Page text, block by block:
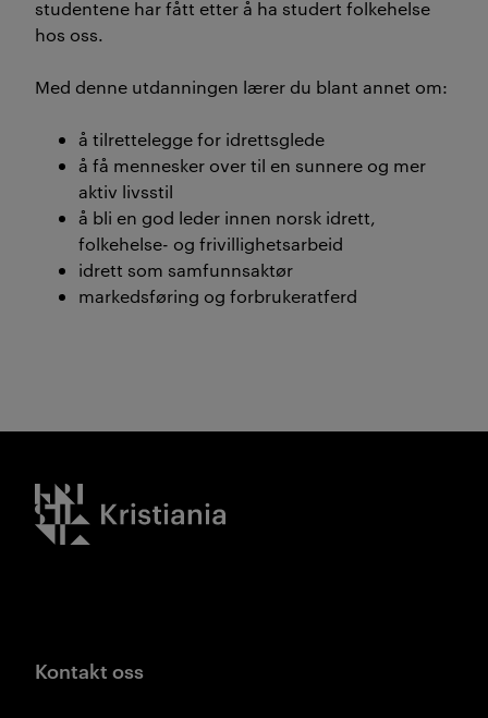
studentene har fått etter å ha studert folkehelse
hos oss.
Med denne utdanningen lærer du blant annet om:
å tilrettelegge for idrettsglede
å få mennesker over til en sunnere og mer
aktiv livsstil
å bli en god leder innen norsk idrett,
folkehelse- og frivillighetsarbeid
idrett som samfunnsaktør
markedsføring og forbrukeratferd
Kristiania logo
Kontakt oss